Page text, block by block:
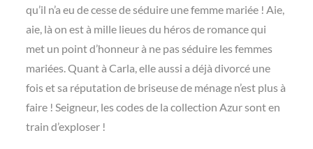
qu’il n’a eu de cesse de séduire une femme mariée ! Aie,
aie, là on est à mille lieues du héros de romance qui
met un point d’honneur à ne pas séduire les femmes
mariées. Quant à Carla, elle aussi a déjà divorcé une
fois et sa réputation de briseuse de ménage n’est plus à
faire ! Seigneur, les codes de la collection Azur sont en
train d’exploser !